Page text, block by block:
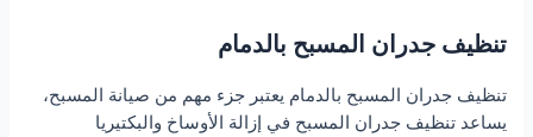
تنظيف جدران المسبح بالدمام
تنظيف جدران المسبح بالدمام يعتبر جزء مهم من صيانة المسبح،
يساعد تنظيف جدران المسبح في إزالة الأوساخ والبكتيريا